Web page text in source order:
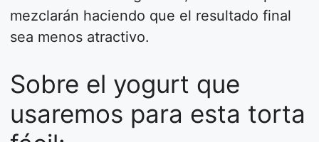
mezclarán haciendo que el resultado final
sea menos atractivo.
Sobre el yogurt que
usaremos para esta torta